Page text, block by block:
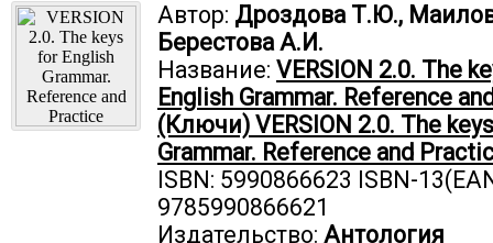
Автор: Дроздова Т.Ю.,
Берестова А.И.
Название: VERSION 2.0. The
English Grammar. Reference
(Ключи) VERSION 2.0. The
Grammar. Reference and
ISBN: 5990866623 ISBN-
9785990866621
Издательство: Антология